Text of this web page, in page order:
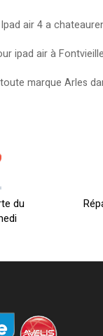
air 4 a
ipad air à
marque Arles
du